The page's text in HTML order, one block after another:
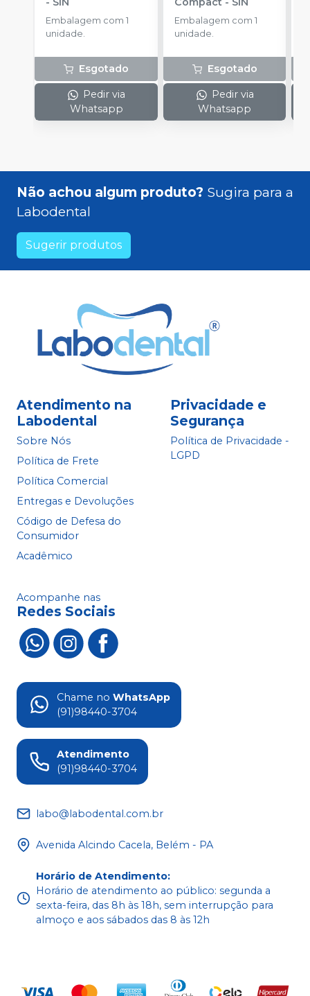
Embalagem com 1
unidade.
Esgotado
Pedir via
Whatsapp
Embalagem com 1
unidade.
Esgotado
Pedir via
Whatsapp
Não achou algum produto? Sugira para a
Labodental
Sugerir produtos
Atendimento na
Labodental
Sobre Nós
Política de Frete
Política Comercial
Entregas e Devoluções
Código de Defesa do
Consumidor
Acadêmico
Privacidade e
Segurança
Política de Privacidade -
LGPD
Acompanhe nas
Redes Sociais
Chame no WhatsApp
(91)98440-3704
Atendimento
(91)98440-3704
labo@labodental.com.br
Avenida Alcindo Cacela, Belém - PA
Horário de Atendimento:
Horário de atendimento ao público: segunda a
sexta-feira, das 8h às 18h, sem interrupção para
almoço e aos sábados das 8 às 12h